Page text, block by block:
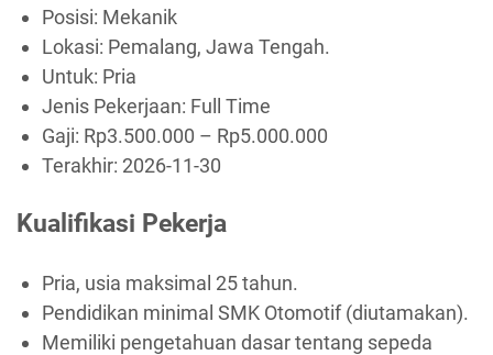
Posisi: Mekanik
Lokasi: Pemalang, Jawa Tengah.
Untuk: Pria
Jenis Pekerjaan: Full Time
Gaji: Rp3.500.000 – Rp5.000.000
Terakhir: 2026-11-30
Kualifikasi Pekerja
Pria, usia maksimal 25 tahun.
Pendidikan minimal SMK Otomotif (diutamakan).
Memiliki pengetahuan dasar tentang sepeda